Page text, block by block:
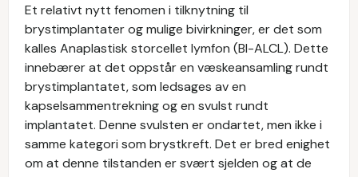
Et relativt nytt fenomen i tilknytning til
brystimplantater og mulige bivirkninger, er det som
kalles Anaplastisk storcellet lymfon (BI-ALCL). Dette
innebærer at det oppstår en væskeansamling rundt
brystimplantatet, som ledsages av en
kapselsammentrekning og en svulst rundt
implantatet. Denne svulsten er ondartet, men ikke i
samme kategori som brystkreft. Det er bred enighet
om at denne tilstanden er svært sjelden og at de